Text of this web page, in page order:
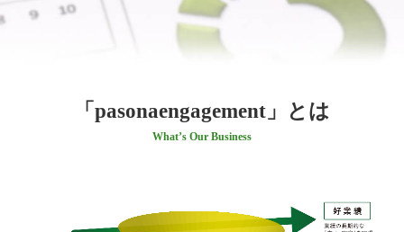
「pasonaengagement」とは
What’s Our Business